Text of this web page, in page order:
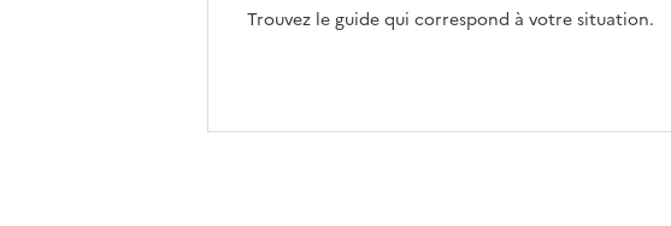
Trouvez le guide qui correspond à votre situation.